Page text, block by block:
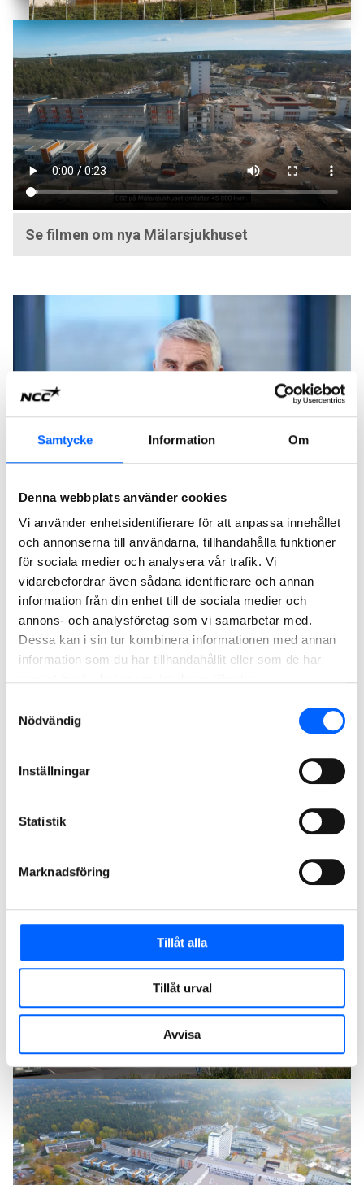
Samtycke Information Om
Denna webbplats använder cookies
Vi använder enhetsidentifierare för att anpassa innehållet
och annonserna till användarna, tillhandahålla funktioner
för sociala medier och analysera vår trafik. Vi
vidarebefordrar även sådana identifierare och annan
information från din enhet till de sociala medier och
annons- och analysföretag som vi samarbetar med.
Dessa kan i sin tur kombinera informationen med annan
information som du har tillhandahållit eller som de har
Nödvändig
Inställningar
Statistik
Marknadsföring
Tillåt alla
Tillåt urval
Avvisa
Se filmen om nya Mälarsjukhuset
Mats Tapper
Projektdirektör, Stora projekt/Gem, NCC Building
Sweden
079-078 74 67
Skicka mail
2025